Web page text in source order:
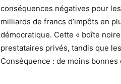
conséquences négatives pour
milliards de francs d’impôts en
démocratique. Cette « boîte
prestataires privés, tandis que
Conséquence : de moins